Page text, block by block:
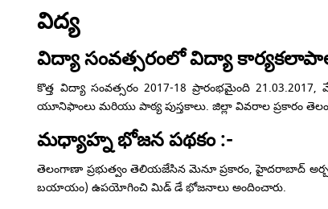
విద్య
విద్యా సంవత్సరంలో విద్యా
కొత్త విద్యా సంవత్సరం 2017-18 ప్రారంభమైంది
యూనిఫాంలు మరియు పాఠ్య పుస్తకాలు. జిల్లా వివరాల ప్రకారం
మధ్యాహ్న భోజన పథకం :-
తెలంగాణా ప్రభుత్వం తెలియజేసిన మెనూ ప్రకారం, హైదరాబాద్
బయాయం) ఉపయోగించి మిడ్ డే భోజనాలు అందించారు.